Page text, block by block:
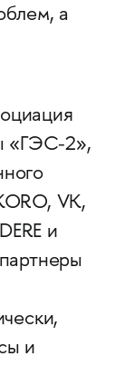
а
«ГЭС-2»,
VK,
и
и